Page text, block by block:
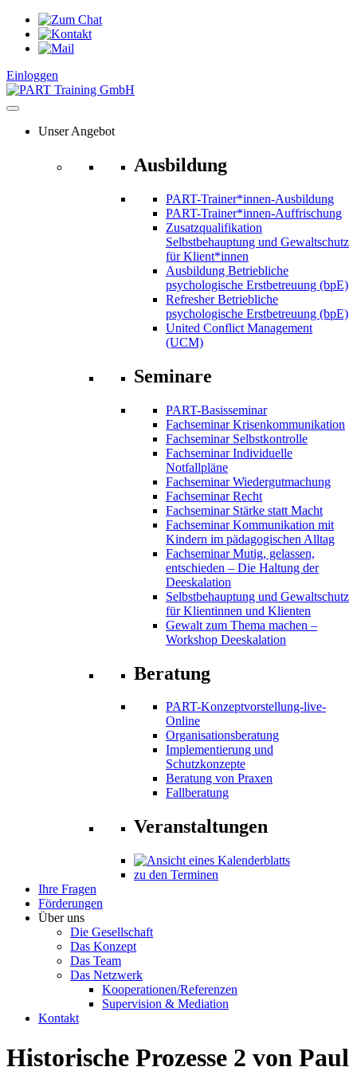
Zum
Inhalt
springen
Einloggen
Unser Angebot
Ausbildung
PART-Trainer*innen-Ausbildung
PART-Trainer*innen-Auffrischung
Zusatzqualifikation
Selbstbehauptung und Gewaltschutz
für Klient*innen
Ausbildung Betriebliche
psychologische Erstbetreuung (bpE)
Refresher Betriebliche
psychologische Erstbetreuung (bpE)
United Conflict Management
(UCM)
Seminare
PART-Basisseminar
Fachseminar Krisenkommunikation
Fachseminar Selbstkontrolle
Fachseminar Individuelle
Notfallpläne
Fachseminar Wiedergutmachung
Fachseminar Recht
Fachseminar Stärke statt Macht
Fachseminar Kommunikation mit
Kindern im pädagogischen Alltag
Fachseminar Mutig, gelassen,
entschieden – Die Haltung der
Deeskalation
Selbstbehauptung und Gewaltschutz
für Klientinnen und Klienten
Gewalt zum Thema machen –
Workshop Deeskalation
Beratung
PART-Konzeptvorstellung-live-
Online
Organisationsberatung
Implementierung und
Schutzkonzepte
Beratung von Praxen
Fallberatung
Veranstaltungen
zu den Terminen
Ihre Fragen
Förderungen
Über uns
Die Gesellschaft
Das Konzept
Das Team
Das Netzwerk
Kooperationen/Referenzen
Supervision & Mediation
Kontakt
Historische Prozesse 2 von Paul